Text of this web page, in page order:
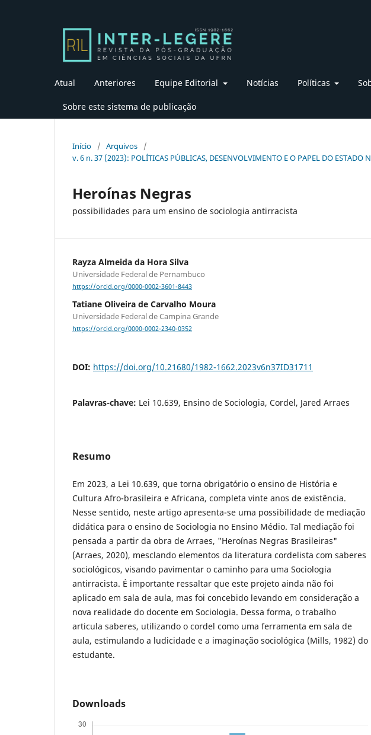
Atual Anteriores Equipe Editorial Notícias Políticas
Sobre este sistema de publicação
Início / Arquivos
/
v. 6 n. 37 (2023): POLÍTICAS PÚBLICAS, DESENVOLVIMENTO E O PAPEL DO ESTADO
Heroínas Negras
possibilidades para um ensino de sociologia antirracista
Rayza Almeida da Hora Silva
Universidade Federal de Pernambuco
https://orcid.org/0000-0002-3601-8443
Tatiane Oliveira de Carvalho Moura
Universidade Federal de Campina Grande
https://orcid.org/0000-0002-2340-0352
DOI: https://doi.org/10.21680/1982-1662.2023v6n37ID31711
Palavras-chave: Lei 10.639, Ensino de Sociologia, Cordel, Jared Arraes
Resumo
Em 2023, a Lei 10.639, que torna obrigatório o ensino de História e
Cultura Afro-brasileira e Africana, completa vinte anos de existência.
Nesse sentido, neste artigo apresenta-se uma possibilidade de mediação
didática para o ensino de Sociologia no Ensino Médio. Tal mediação foi
pensada a partir da obra de Arraes, "Heroínas Negras Brasileiras"
(Arraes, 2020), mesclando elementos da literatura cordelista com saberes
sociológicos, visando pavimentar o caminho para uma Sociologia
antirracista. É importante ressaltar que este projeto ainda não foi
aplicado em sala de aula, mas foi concebido levando em consideração a
nova realidade do docente em Sociologia. Dessa forma, o trabalho
articula saberes, utilizando o cordel como uma ferramenta em sala de
aula, estimulando a ludicidade e a imaginação sociológica (Mills, 1982) do
estudante.
Downloads